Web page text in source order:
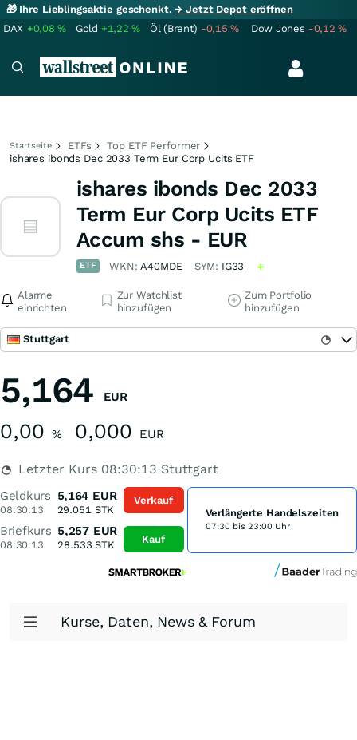
🎁 Ihre Lieblingsaktie geschenkt.→ Jetzt Depot eröffnen
DAX +0,08% Gold +1,22% Öl (Brent) -0,15% Dow Jones -0,12%
Startseite ETFs
Top ETF Performer
ishares ibonds Dec 2033 Term Eur Corp Ucits ETF
ishares ibonds Dec 2033
Term Eur Corp Ucits ETF
Accum shs - EUR
ETF WKN:A40MDE SYM: IG33
Alarme
einrichten
Zur Watchlist
hinzufügen
Zum Portfolio
hinzufügen
Stuttgart
5,164 EUR
0,00 % 0,000 EUR
Letzter Kurs 08:30:13 Stuttgart
Geldkurs
08:30:13
5,164 EUR
29.051 STK
Briefkurs
08:30:13
5,257 EUR
28.533 STK
Verkauf
Kauf
Verlängerte Handelszeiten
07:30 bis 23:00 Uhr
Kurse, Daten, News & Forum